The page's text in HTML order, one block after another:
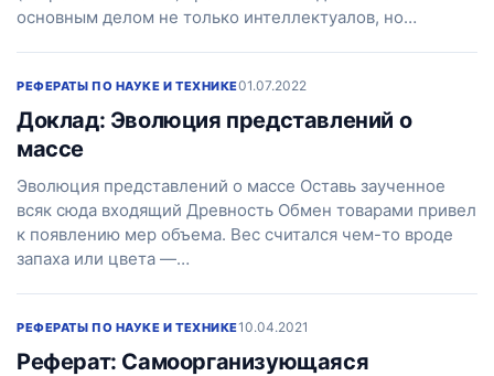
основным делом не только интеллектуалов, но…
РЕФЕРАТЫ ПО НАУКЕ И ТЕХНИКЕ01.07.2022
Доклад: Эволюция представлений о
массе
Эволюция представлений о массе Оставь заученное
всяк сюда входящий Древность Обмен товарами привел
к появлению мер объема. Вес считался чем-то вроде
запаха или цвета —…
РЕФЕРАТЫ ПО НАУКЕ И ТЕХНИКЕ10.04.2021
Реферат: Самоорганизующаяся